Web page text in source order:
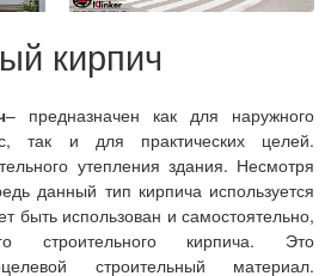
кирпич
– предназначен как для наружного
с, так и для практических целей.
утепления здания. Несмотря
данный тип кирпича используется
быть использован и самостоятельно,
строительного кирпича. Это
строительный материал.